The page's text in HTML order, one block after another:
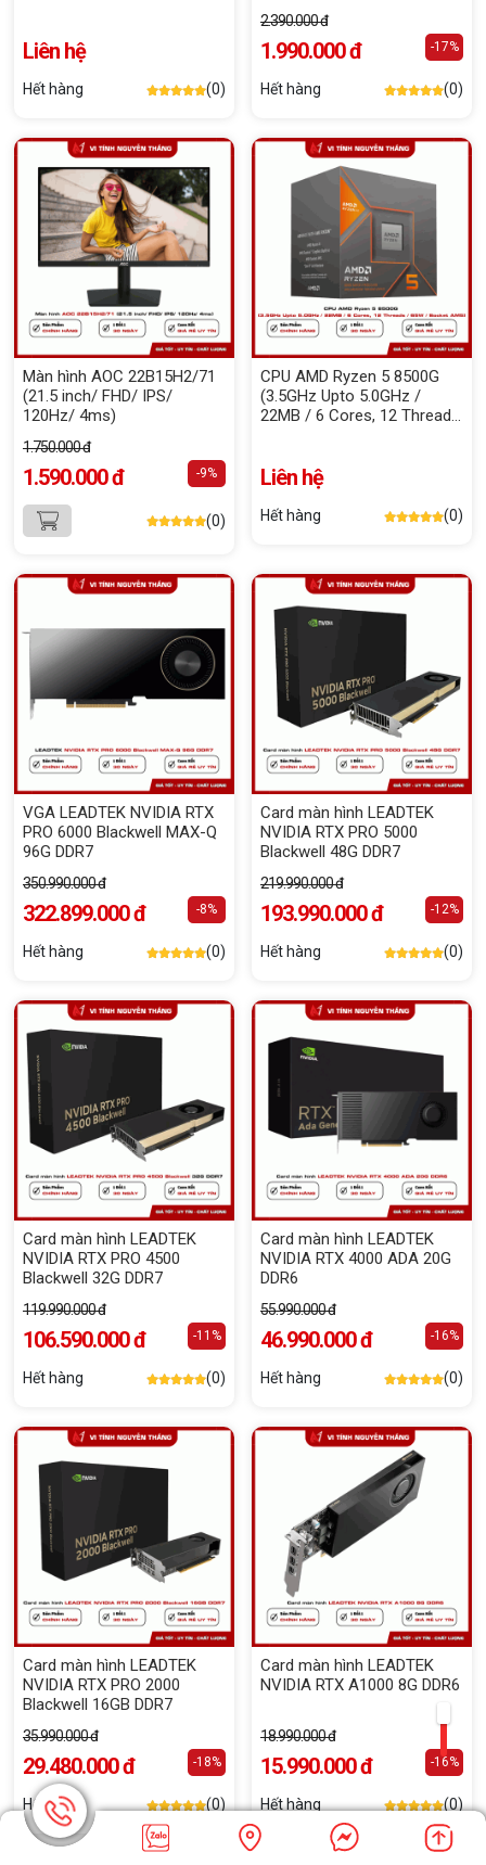
Liên hệ
Hết hàng (0)
2.390.000 đ
1.990.000 đ -17%
Hết hàng (0)
Màn hình AOC 22B15H2/71
(21.5 inch/ FHD/ IPS/
120Hz/ 4ms)
1.750.000 đ
1.590.000 đ -9%
(0)
CPU AMD Ryzen 5 8500G
(3.5GHz Upto 5.0GHz /
22MB / 6 Cores, 12 Threads
Liên hệ
Hết hàng (0)
VGA LEADTEK NVIDIA RTX
PRO 6000 Blackwell MAX-Q
96G DDR7
350.990.000 đ
322.899.000 đ -8%
Hết hàng (0)
Card màn hình LEADTEK
NVIDIA RTX PRO 5000
Blackwell 48G DDR7
219.990.000 đ
193.990.000 đ -12%
Hết hàng (0)
Card màn hình LEADTEK
NVIDIA RTX PRO 4500
Blackwell 32G DDR7
119.990.000 đ
106.590.000 đ -11%
Hết hàng (0)
Card màn hình LEADTEK
NVIDIA RTX 4000 ADA 20G
DDR6
55.990.000 đ
46.990.000 đ -16%
Hết hàng (0)
Card màn hình LEADTEK
NVIDIA RTX PRO 2000
Blackwell 16GB DDR7
35.990.000 đ
29.480.000 đ -18%
Hết hàng (0)
Card màn hình LEADTEK
NVIDIA RTX A1000 8G DDR6
18.990.000 đ
15.990.000 đ -16%
Hết hàng (0)